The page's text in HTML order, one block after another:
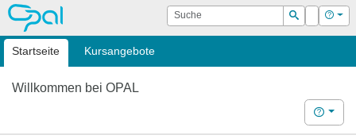
OPAL Suche
Suchen
Login Hilfe
Startseite Kursangebote
Willkommen bei OPAL
Hilfe